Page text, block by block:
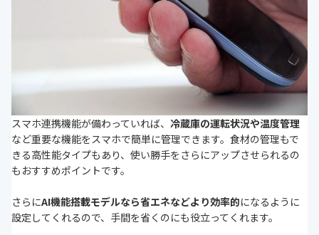
スマホ連携機能が備わっていれば、 冷蔵庫の運転状況や温度管理
など重要な機能をスマホで簡単に管理できます。食材の管理もで
きる高性能タイプもあり、使い勝手をさらにアップさせられるの
もおすすめポイントです。
さらにAI機能搭載モデルなら省エネなどより効率的になるように
設定してくれるので、手間を省くのにも役立ってくれます。